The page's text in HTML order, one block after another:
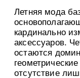
Летняя мода
кардинально
аксессуаров.
остаются
отсутствие